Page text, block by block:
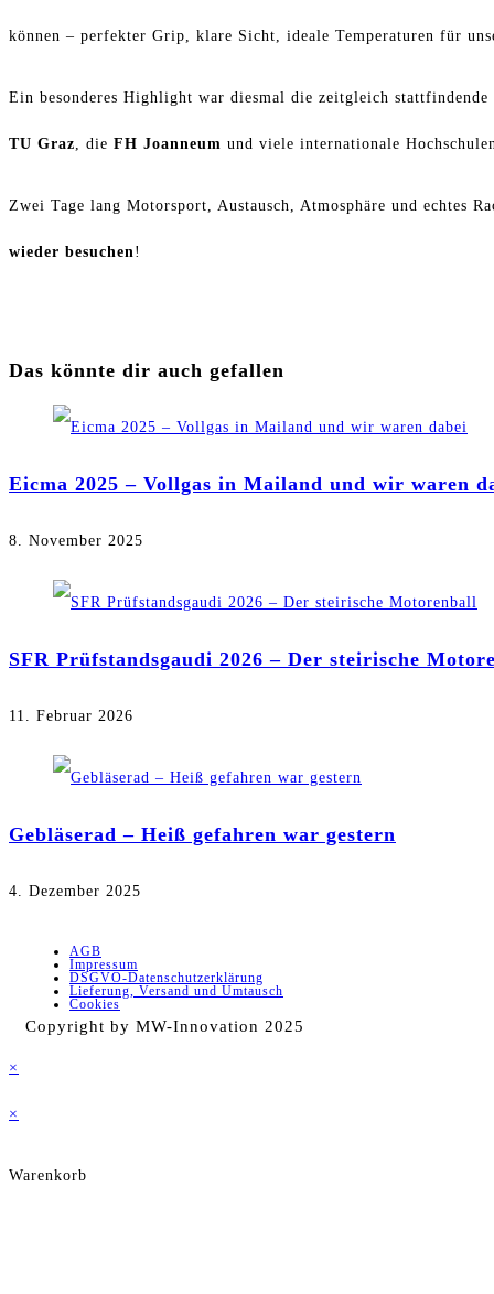
können – perfekter Grip, klare Sicht, ideale Temperaturen für
Ein besonderes Highlight war diesmal die zeitgleich stattfindende
TU Graz, die FH Joanneum und viele internationale
Zwei Tage lang Motorsport, Austausch, Atmosphäre und echtes
wieder besuchen!
Das könnte dir auch gefallen
Eicma 2025 – Vollgas in Mailand und wir waren
8. November 2025
SFR Prüfstandsgaudi 2026 – Der steirische
11. Februar 2026
Gebläserad – Heiß gefahren war gestern
4. Dezember 2025
AGB
Impressum
DSGVO-Datenschutzerklärung
Lieferung, Versand und Umtausch
Cookies
Copyright by MW-Innovation 2025
×
×
Warenkorb